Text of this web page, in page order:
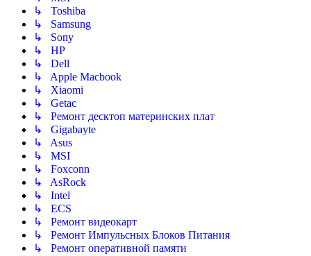
↳ Toshiba
↳ Samsung
↳ Sony
↳ HP
↳ Dell
↳ Apple Macbook
↳ Xiaomi
↳ Getac
↳ Ремонт десктоп материнских плат
↳ Gigabayte
↳ Asus
↳ MSI
↳ Foxconn
↳ AsRock
↳ Intel
↳ ECS
↳ Ремонт видеокарт
↳ Ремонт Импульсных Блоков Питания
↳ Ремонт оперативной памяти